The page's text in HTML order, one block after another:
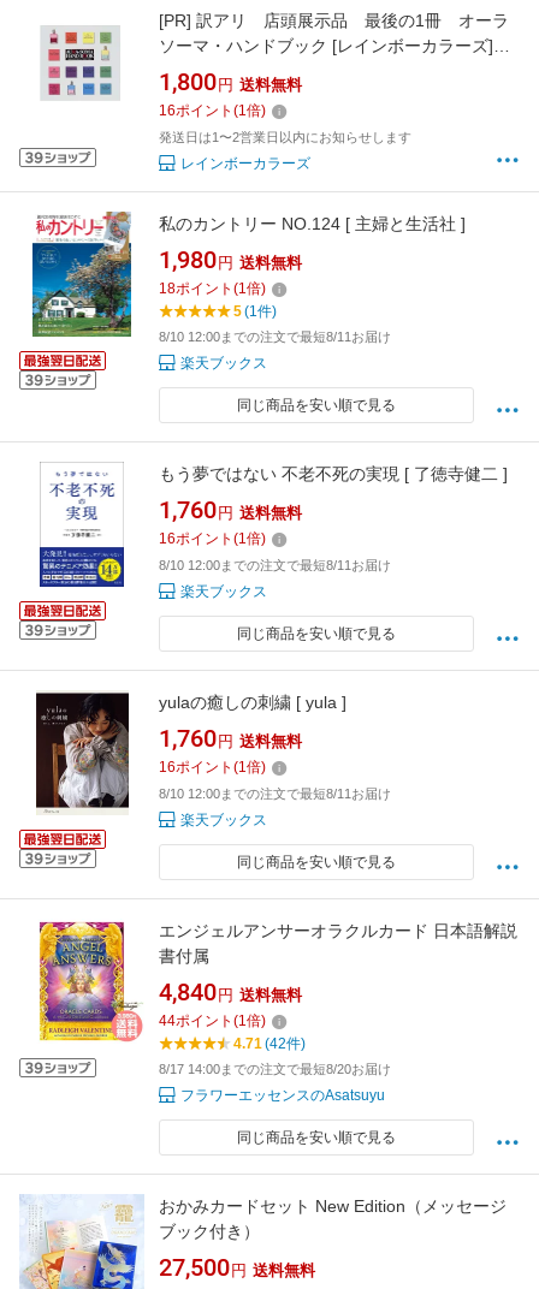
[PR] 訳アリ 店頭展示品 最後の1冊 オーラ
ソーマ・ハンドブック [レインボーカラーズ]
aura-soma
1,800 円 送料無料
16ポイント (1倍)
発送日は1〜2営業日以内にお知らせします
レインボーカラーズ
私のカントリー NO.124 [ 主婦と生活社 ]
1,980 円 送料無料
18ポイント (1倍)
5(1件)
8/10 12:00までの注文で最短8/11お届け
楽天ブックス
同じ商品を安い順で見る
もう夢ではない 不老不死の実現 [ 了徳寺健二 ]
1,760 円 送料無料
16ポイント (1倍)
8/10 12:00までの注文で最短8/11お届け
楽天ブックス
同じ商品を安い順で見る
yulaの癒しの刺繍 [ yula ]
1,760 円 送料無料
16ポイント (1倍)
8/10 12:00までの注文で最短8/11お届け
楽天ブックス
同じ商品を安い順で見る
エンジェルアンサーオラクルカード 日本語解説
書付属
4,840 円 送料無料
44ポイント (1倍)
4.71(42件)
8/17 14:00までの注文で最短8/20お届け
フラワーエッセンスのAsatsuyu
同じ商品を安い順で見る
おかみカードセット New Edition（メッセージ
ブック付き）
27,500 円 送料無料